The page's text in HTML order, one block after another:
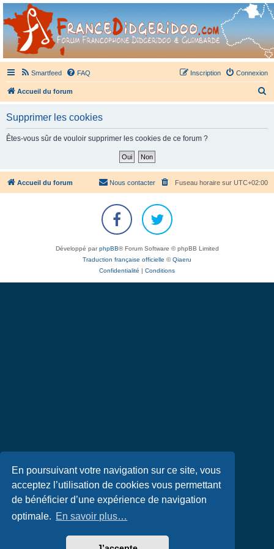
En poursuivant votre navigation sur ce site, vous
acceptez l’utilisation de cookies vous permettant
de bénéficier d’une expérience de navigation
optimale. En savoir plus…
France Didgeridoo
Didgeridoo et Guimbarde sur France Didgeridoo - retrouvez la communauté.
Smartfeed FAQ Connexion
Inscription
Accueil du forum
c
h
Supprimer les cookies
Êtes-vous sûr de vouloir supprimer les cookies de ce forum ?
Accueil du forum Fuseau horaire sur UTC+02:00
Nous contacter
Développé parphpBB® Forum Software © phpBB Limited
Traduction française officielle ©Qiaeru
Confidentialité
Conditions